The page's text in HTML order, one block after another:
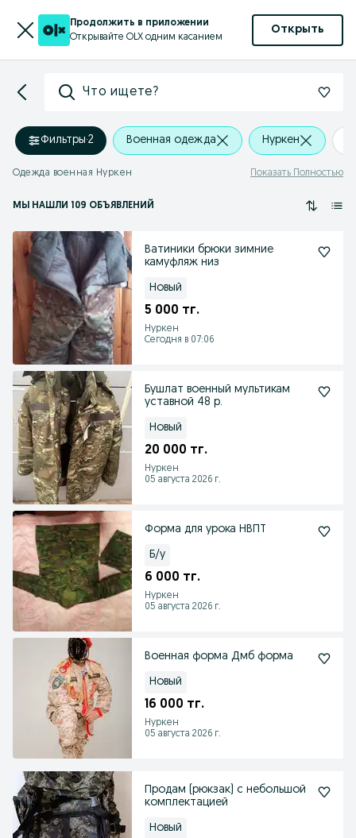
Продолжить в приложении
Открывайте OLX одним касанием
Открыть
Что ищете?
Фильтры·2 Военная одежда Нуркен
Одежда военная Нуркен Показать Полностью
МЫ НАШЛИ 109 ОБЪЯВЛЕНИЙ
Ватиники брюки зимние
камуфляж низ
Новый
5 000 тг.
Нуркен
Сегодня в 07:06
Бушлат военный мультикам
уставной 48 р.
Новый
20 000 тг.
Нуркен
05 августа 2026 г.
Форма для урока НВПТ
Б/у
6 000 тг.
Нуркен
05 августа 2026 г.
Военная форма Дмб форма
Новый
16 000 тг.
Нуркен
05 августа 2026 г.
Продам (рюкзак) с небольшой
комплектацией
Новый